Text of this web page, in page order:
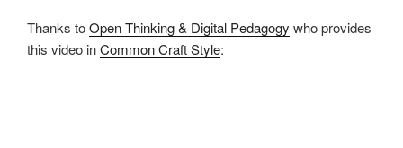
Thanks toOpen Thinking & Digital Pedagogy who provides
this video inCommon Craft Style: